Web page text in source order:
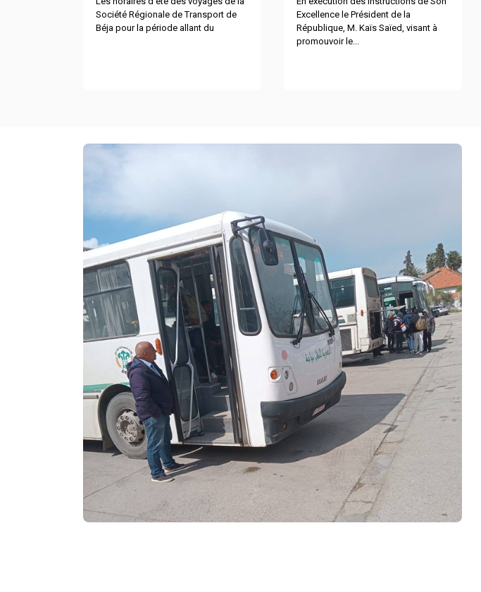
Société Régionale de Transport de
Béja pour la période allant du
Excellence le Président de la
République, M. Kaïs Saïed, visant à
promouvoir le...